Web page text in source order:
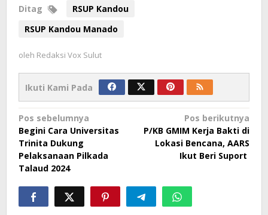
Ditag
RSUP Kandou
RSUP Kandou Manado
oleh Redaksi Vox Sulut
Ikuti Kami Pada
Navigasi
pos
Pos sebelumnya
Begini Cara Universitas
Trinita Dukung
Pelaksanaan Pilkada
Talaud 2024
Pos berikutnya
P/KB GMIM Kerja Bakti di
Lokasi Bencana, AARS
Ikut Beri Suport